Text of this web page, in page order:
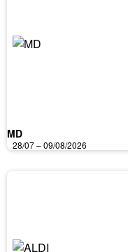
MD
28/07 – 09/08/2026